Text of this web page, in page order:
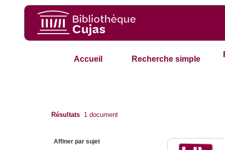
Accueil Recherche simple
Résultats 1 document
Affiner par sujet